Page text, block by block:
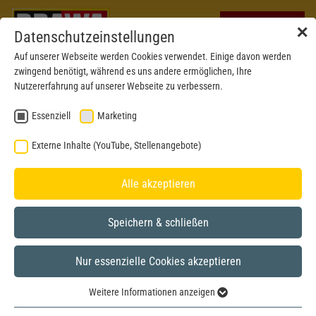
BRAWA MUSEUM
Model year 2021
✕
Datenschutzeinstellungen
Auf unserer Webseite werden Cookies verwendet. Einige davon werden
zwingend benötigt, während es uns andere ermöglichen, Ihre
Nutzererfahrung auf unserer Webseite zu verbessern.
Essenziell Marketing
Externe Inhalte (YouTube, Stellenangebote)
Alle akzeptieren
Speichern & schließen
Nur essenzielle Cookies akzeptieren
Weitere Informationen anzeigen